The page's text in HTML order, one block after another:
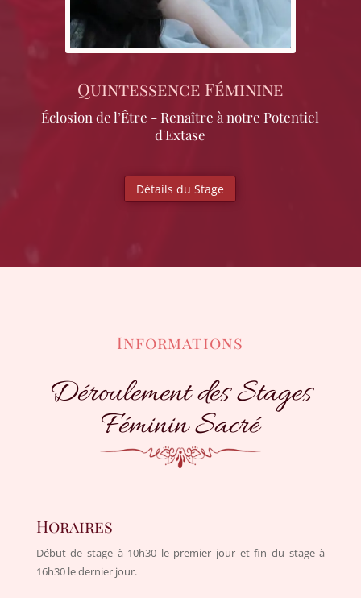
Quintessence Féminine
Éclosion de l’Être - Renaître à notre Potentiel
d'Extase
Détails du Stage
Informations
Déroulement des Stages
Féminin Sacré
Horaires
Début de stage à 10h30 le premier jour et fin du stage à
16h30 le dernier jour.